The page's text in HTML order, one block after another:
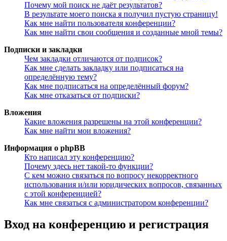
Почему мой поиск не даёт результатов?
В результате моего поиска я получил пустую страницу!
Как мне найти пользователя конференции?
Как мне найти свои сообщения и созданные мной темы?
Подписки и закладки
Чем закладки отличаются от подписок?
Как мне сделать закладку или подписаться на
определённую тему?
Как мне подписаться на определённый форум?
Как мне отказаться от подписки?
Вложения
Какие вложения разрешены на этой конференции?
Как мне найти мои вложения?
Информация о phpBB
Кто написал эту конференцию?
Почему здесь нет такой-то функции?
С кем можно связаться по вопросу некорректного
использования и/или юридических вопросов, связанных
с этой конференцией?
Как мне связаться с администратором конференции?
Вход на конференцию и регистрация